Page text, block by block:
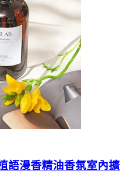
語漫香精油香氛室內擴